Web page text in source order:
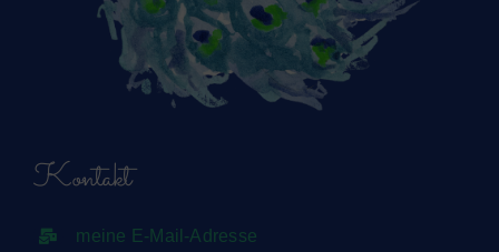
Kontakt
meine E-Mail-Adresse